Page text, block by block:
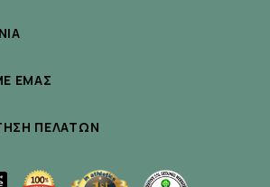
ΕΜΆΣ
ΠΕΛΑΤΏΝ